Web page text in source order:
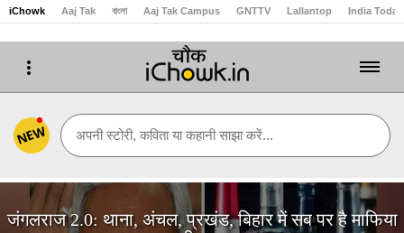
iChowk Aaj Tak বাংলা Aaj Tak Campus GNTTV Lallantop India Today
NEW अपनी स्टोरी, कविता या कहानी साझा करें...
जंगलराज 2.0: थाना, अंचल, प्रखंड, बिहार में सब पर है माफिया